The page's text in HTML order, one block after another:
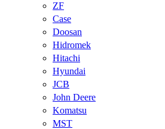
ZF
Case
Doosan
Hidromek
Hitachi
Hyundai
JCB
John Deere
Komatsu
MST